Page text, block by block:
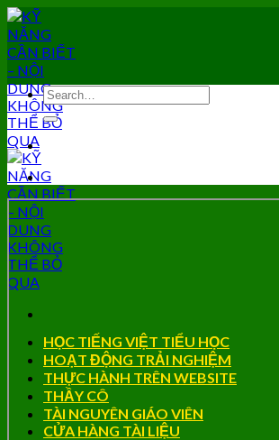
Skip
to
content
HỌC TIẾNG VIỆT TIỂU HỌC
HOẠT ĐỘNG TRẢI NGHIỆM
THỰC HÀNH TRÊN WEBSITE
THẦY CÔ
TÀI NGUYÊN GIÁO VIÊN
CỬA HÀNG TÀI LIỆU